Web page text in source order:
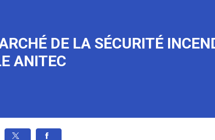
DE LA SÉCURITÉ
ANITEC